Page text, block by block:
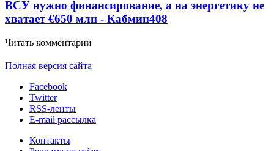
ВСУ нужно финансирование, а на энергетику не
хватает €650 млн - Кабмин408
Читать комментарии
Полная версия сайта
Facebook
Twitter
RSS-ленты
E-mail рассылка
Контакты